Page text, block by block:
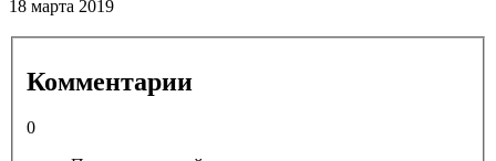
18 марта 2019
Комментарии
0